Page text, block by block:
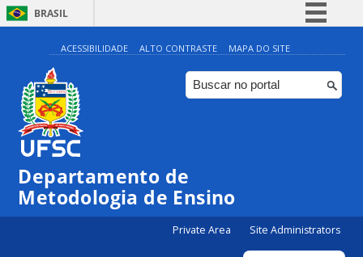
BRASIL
Simplifique!
Comunica BR
Participe
ACESSIBILIDADE ALTO CONTRASTE MAPA DO SITE
Departamento de
Metodologia de Ensino
Private Area Site Administrators